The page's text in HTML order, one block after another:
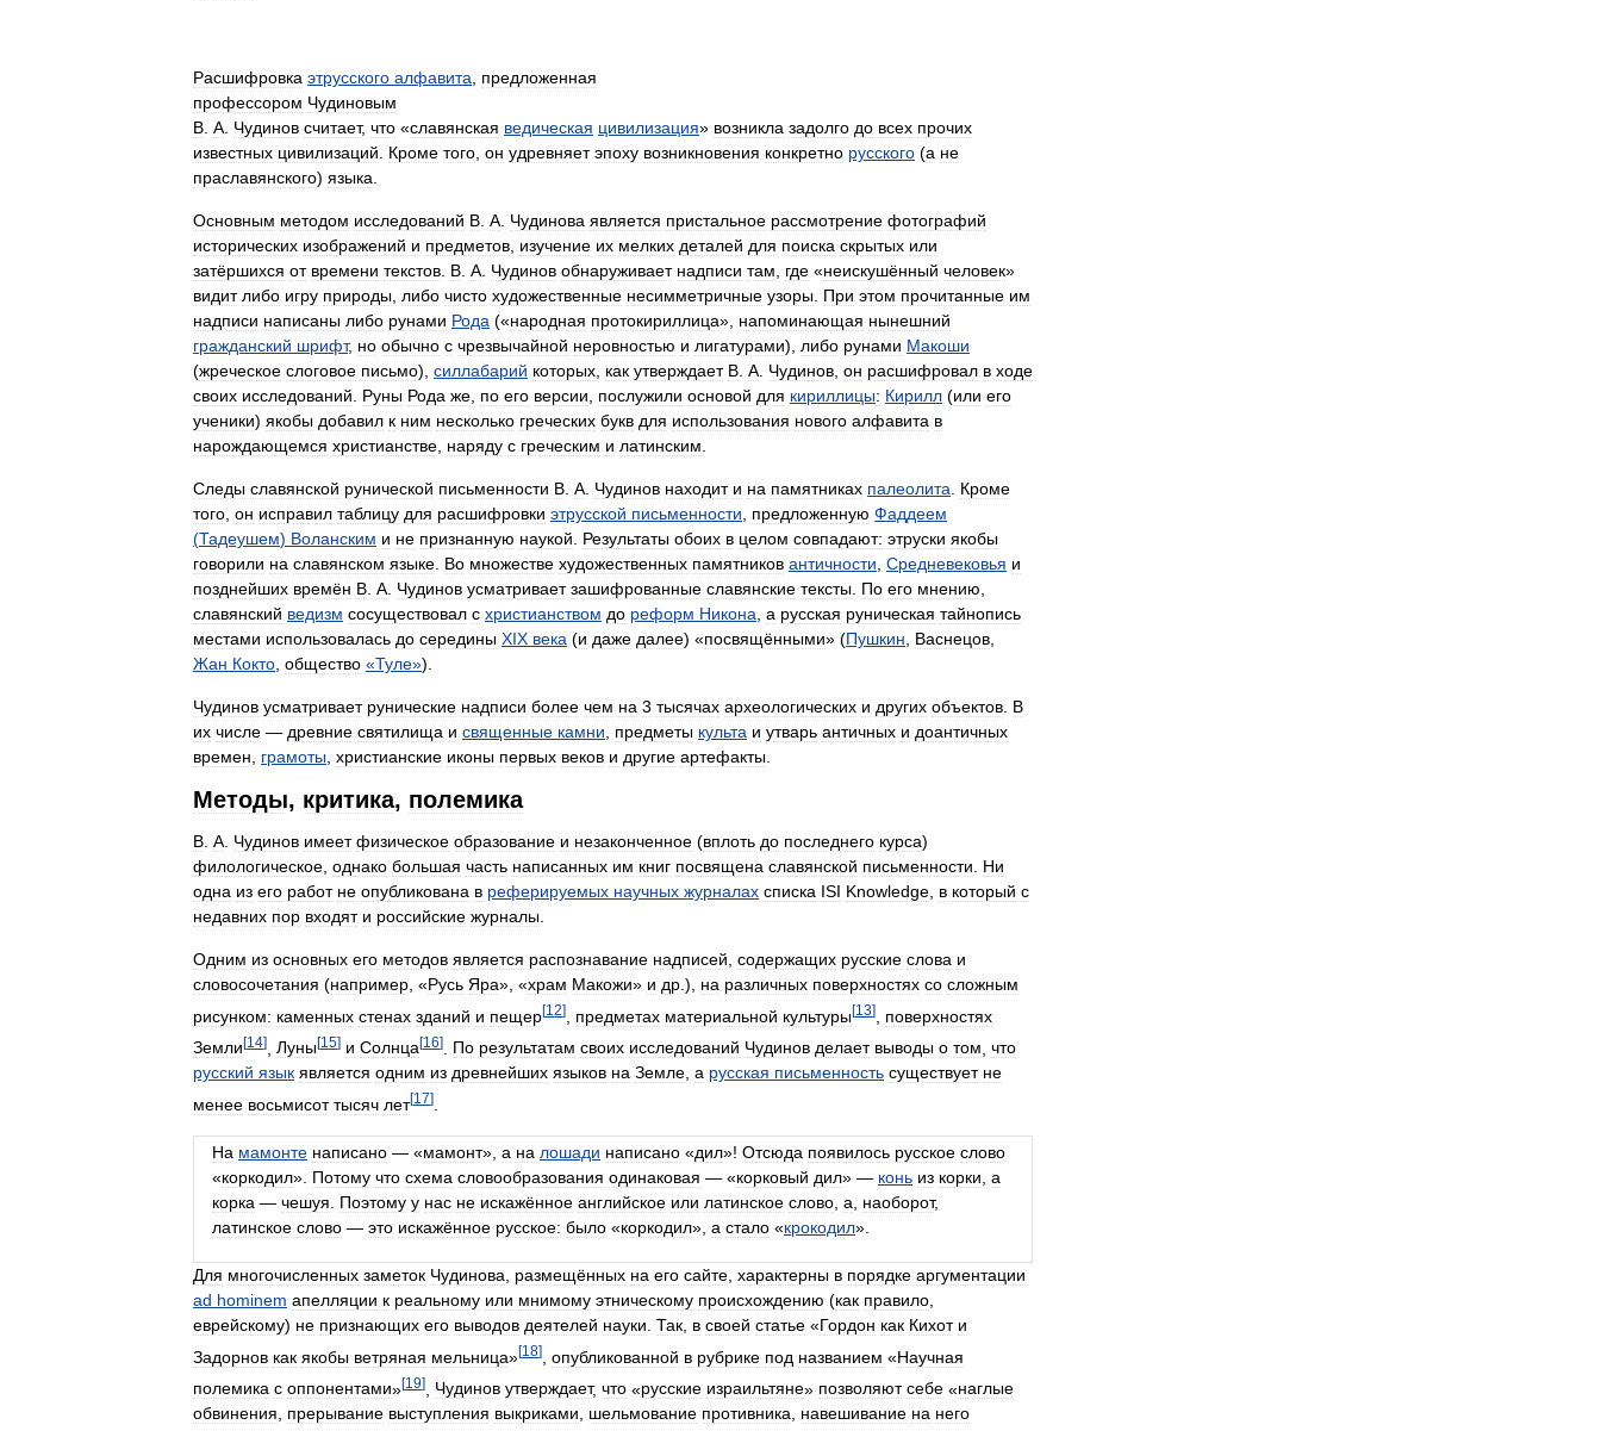
Расшифровка этрусского алфавита
предложенная
профессором Чудиновым
В А Чудинов считает, что «славянская ведическая цивилизация» возникла задолго до всех прочих
известных цивилизаций Кроме того он удревняет эпоху возникновения конкретно русского (а не
праславянского) языка
Основным методом исследований В А Чудинова является пристальное рассмотрение фотографий
исторических изображений и предметов изучение их мелких деталей для поиска скрытых или
затёршихся от времени текстов В А Чудинов обнаруживает надписи там где «неискушённый человек»
видит либо игру природы либо чисто художественные несимметричные узоры При этом прочитанные им
надписи написаны либо рунами Рода («народная протокириллица», напоминающая нынешний
гражданский шрифт, но обычно с чрезвычайной неровностью и лигатурами), либо рунами Макоши
(жреческое слоговое письмо), силлабарий которых как утверждает В А Чудинов он расшифровал в ходе
своих исследований Руны Рода же по его версии послужили основой для кириллицы: Кирилл (или его
ученики) якобы добавил к ним несколько греческих букв для использования нового алфавита в
нарождающемся христианстве наряду с греческим и латинским
Следы славянской рунической письменности В А Чудинов находит и на памятниках палеолита
Кроме
того он исправил таблицу для расшифровки этрусской письменности предложенную Фаддеем
(Тадеушем) Воланским и не признанную наукой Результаты обоих в целом совпадают: этруски якобы
говорили на славянском языке Во множестве художественных памятников античности Средневековья и
позднейших времён В А Чудинов усматривает зашифрованные славянские тексты По его мнению
славянский ведизм сосуществовал с христианством до реформ Никона а русская руническая тайнопись
местами использовалась до середины XIX века (и даже далее) «посвящёнными» (Пушкин Васнецов
Жан Кокто общество «Туле»).
Чудинов усматривает рунические надписи более чем на 3 тысячах археологических и других объектов В
их числе — древние святилища и священные камни предметы культа и утварь античных и доантичных
времен
грамоты христианские иконы первых веков и другие артефакты
Методы, критика, полемика
В А Чудинов имеет физическое образование и незаконченное (вплоть до последнего курса)
филологическое однако большая часть написанных им книг посвящена славянской письменности
Ни
одна из его работ не опубликована в реферируемых научных журналах списка ISI Knowledge в который с
недавних пор входят и российские журналы
Одним из основных его методов является распознавание надписей содержащих русские слова и
словосочетания (например , «Русь Яра», «храм Макожи» и др .), на различных поверхностях со сложным
рисунком: каменных стенах зданий и пещер[12] предметах материальной культуры[13]
поверхностях
Земли[14] Луны[15] и Солнца[16] По результатам своих исследований Чудинов делает выводы о том что
русский язык является одним из древнейших языков на Земле, а русская письменность существует не
менее восьмисот тысяч лет[17]
На мамонте написано — «мамонт», а на лошади написано «дил»! Отсюда появилось русское слово
«коркодил». Потому что схема словообразования одинаковая — «корковый дил» — конь из корки а
корка — чешуя Поэтому у нас не искажённое английское или латинское слово а наоборот,
латинское слово — это искажённое русское: было «коркодил», а стало «крокодил».
Для многочисленных заметок Чудинова размещённых на его сайте характерны в порядке аргументации
ad hominem апелляции к реальному или мнимому этническому происхождению (как правило
еврейскому) не признающих его выводов деятелей науки Так в своей статье «Гордон как Кихот и
Задорнов как якобы ветряная мельница»[18] опубликованной в рубрике под названием «Научная
полемика с оппонентами»[19] Чудинов утверждает, что «русские израильтяне» позволяют себе «наглые
обвинения
прерывание выступления выкриками шельмование противника навешивание на него